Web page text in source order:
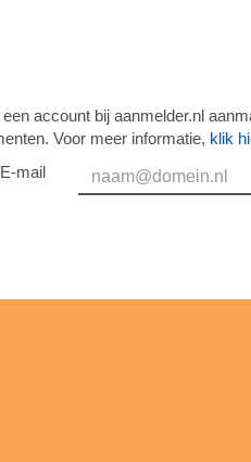
account bij aanmelder.nl
Voor meer informatie, klik
E-mail